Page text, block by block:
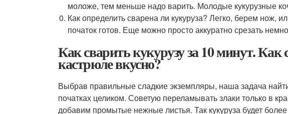
моложе, тем меньше надо варить. Молодые кукурузные
Как определить сварена ли кукуруза? Легко, берем нож,
початок готов. Еще можно просто аккуратно срезать
Как сварить кукурузу за 10 минут.
кастрюле вкусно?
Выбрав правильные сладкие экземпляры, наша задача
початках целиком. Советую переламывать злаки только в
добавим промытые нежные листья. Так кукуруза будет